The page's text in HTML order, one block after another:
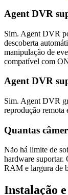
Agent DVR
Sim. Agent DVR
descoberta
manipulação de
compatível com
Agent DVR
Sim. Agent DVR
reprodução remota
Quantas
Não há limite de
hardware suportar.
RAM e largura de
Instalação